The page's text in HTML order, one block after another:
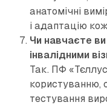
анатомічні
і адаптацію
Чи навчаєте
інвалідними
Так. ПФ
користуванню,
тестування